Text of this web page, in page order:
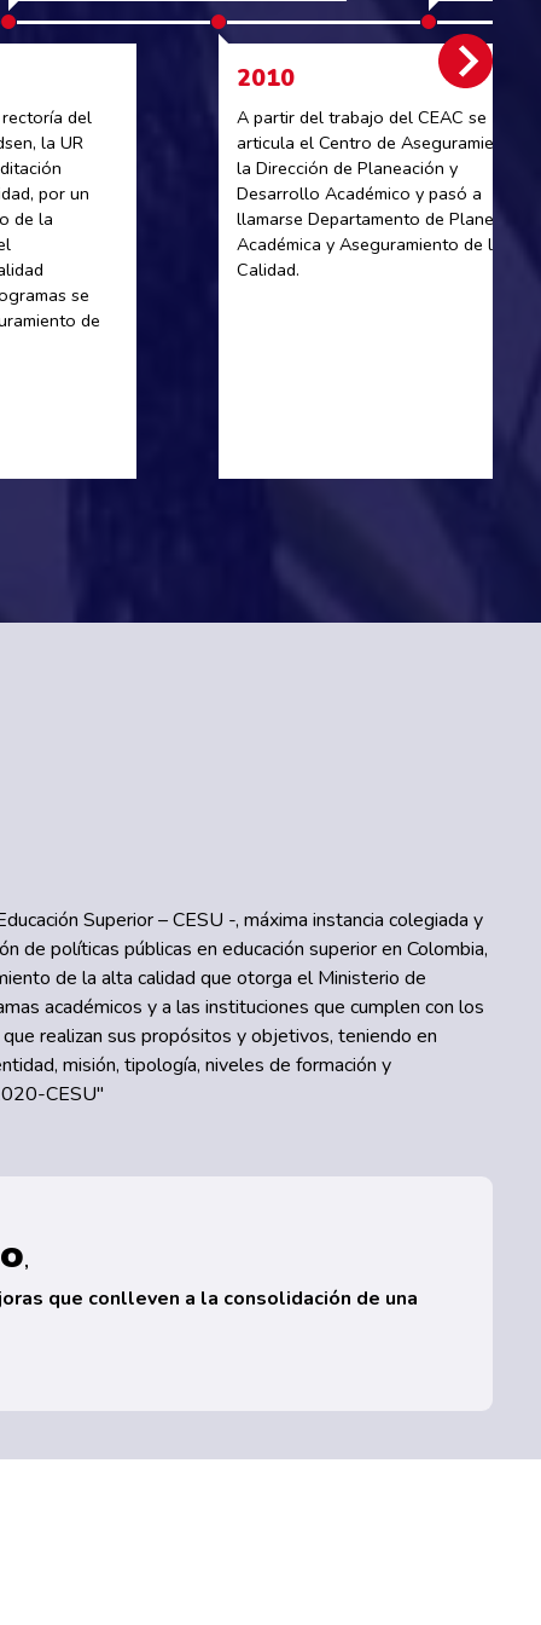
del
la UR
por un
de la
se
de
2010
A partir del trabajo del CEAC se
articula el Centro de Aseguramiento a
la Dirección de Planeación y
Desarrollo Académico y pasó a
llamarse Departamento de Planeación
Académica y Aseguramiento de la
Calidad.
Superior – CESU -, máxima instancia colegiada y
de políticas públicas en educación superior en Colombia,
de la alta calidad que otorga el Ministerio de
académicos y a las instituciones que cumplen con los
realizan sus propósitos y objetivos, teniendo en
misión, tipología, niveles de formación y
CESU"
,
que conlleven a la consolidación de una